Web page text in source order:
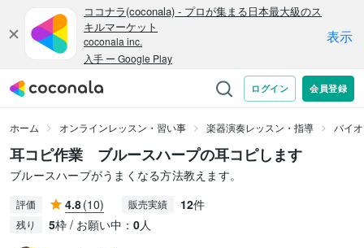
ホーム オンラインレッスン・習い事 楽器演奏レッスン・指導 バイ
耳コピ作業 ブルースハープの耳コピします
ブルースハープがうまくなる方法教えます。
評価 4.8(10) 販売実績 12件
残り 5枠 / お願い中： 0人